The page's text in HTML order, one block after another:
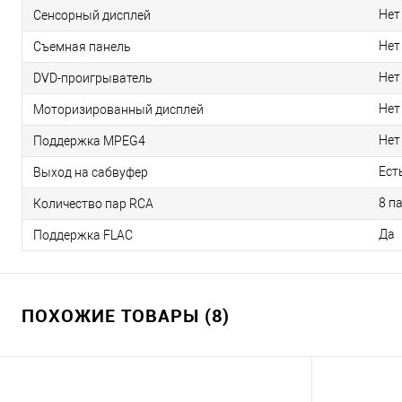
Сенсорный дисплей Нет
Съемная панель Нет
DVD-проигрыватель Нет
Моторизированный дисплей Нет
Поддержка MPEG4 Нет
Выход на сабвуфер
Количество пар RCA 8
Поддержка FLAC Да
ПОХОЖИЕ ТОВАРЫ (8)